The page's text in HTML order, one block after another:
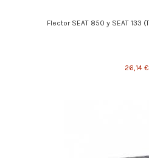
Flector SEAT 850 y SEAT 133
26,14 €